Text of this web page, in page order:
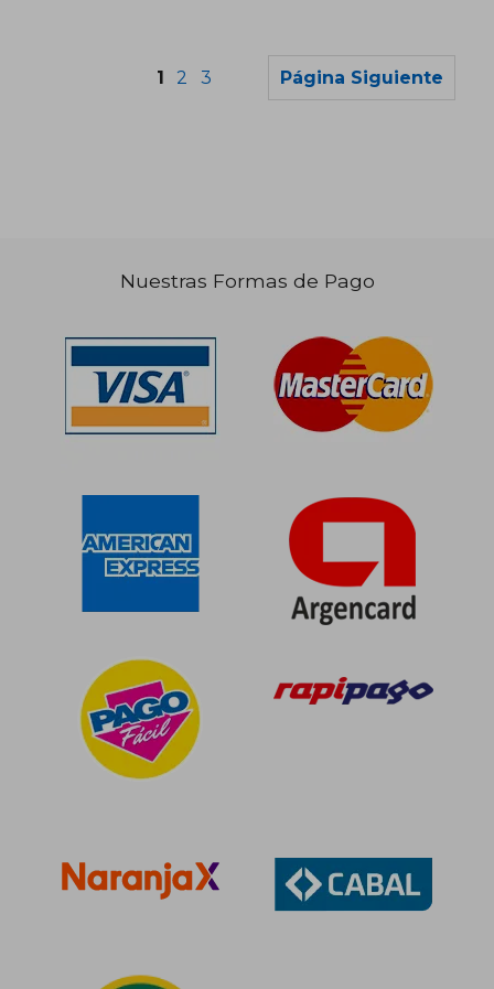
50% $ 123.275
$ 61.637
50%
dcto. $
50% $ 123.275 50%
dcto.
1 2 3 Página Siguiente
Nuestras Formas de Pago